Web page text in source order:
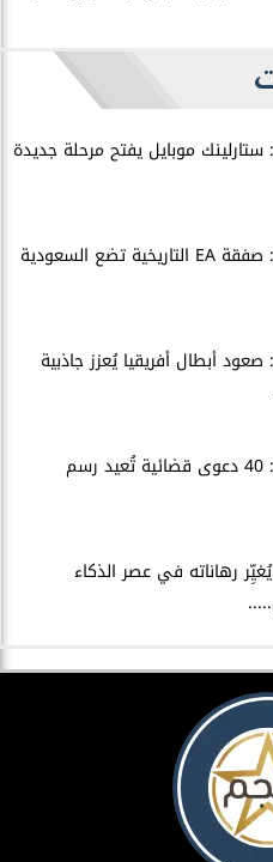
موبايل يفتح مرحلة جديدة
سامر شقير: صفقة EA التاريخية تضع السعودية
أبطال أفريقيا يُعزز جاذبية
سامر شقير: 40 دعوى قضائية تُعيد رسم
رهاناته في عصر الذكاء